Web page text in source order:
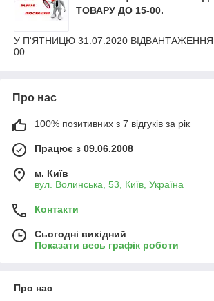
ТОВАРУ ДО 15-00.
У П'ЯТНИЦЮ 31.07.2020
00.
Про нас
100% позитивних з 7 відгуків за рік
Працює з 09.06.2008
м. Київ
вул. Волинська, 53, Київ, Україна
Контакти
Сьогодні вихідний
Показати весь графік роботи
Про нас